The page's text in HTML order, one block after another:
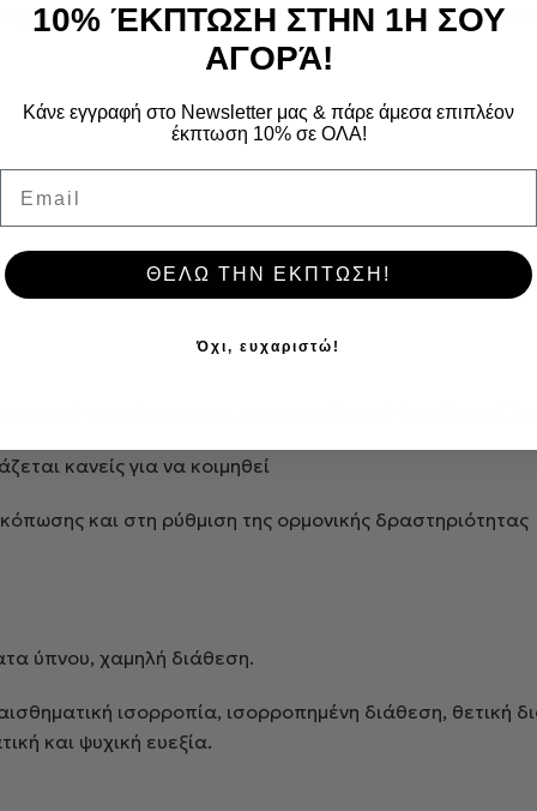
Το σημαντικό είναι μόλις νιώσετε να
συστήματος και στη φυσιολογική ψυχολογική
κανείς για να κοιμηθεί
και στη ρύθμιση της ορμονικής δραστηριότητας
ύπνου, χαμηλή διάθεση.
ισορροπία, ισορροπημένη διάθεση, θετική
και ψυχική ευεξία.
10% ΈΚΠΤΩΣΗ ΣΤΗΝ 1Η ΣΟΥ
ΑΓΟΡΆ!
Κάνε εγγραφή στο Newsletter μας & πάρε άμεσα επιπλέον
έκπτωση 10% σε ΟΛΑ!
ΘΕΛΩ ΤΗΝ ΕΚΠΤΩΣΗ!
Όχι, ευχαριστώ!